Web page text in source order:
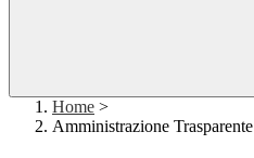
Home >
Amministrazione Trasparente